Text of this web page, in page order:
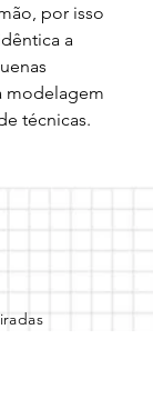
por isso
a
modelagem
técnicas.